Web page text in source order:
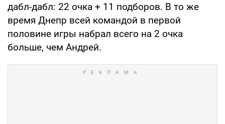
дабл-дабл: 22 очка + 11 подборов. В то же
время Днепр всей командой в первой
половине игры набрал всего на 2 очка
больше, чем Андрей.